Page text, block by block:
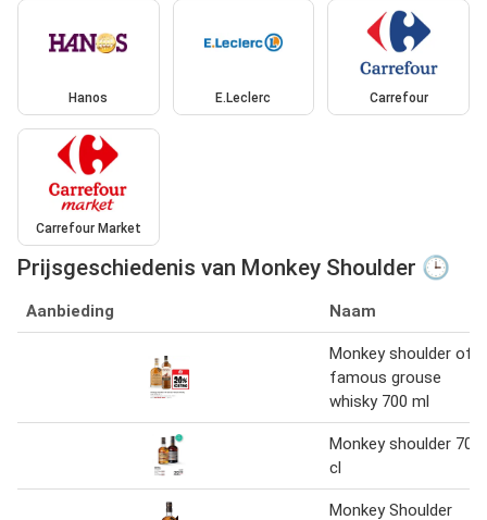
Hanos E.Leclerc Carrefour
Carrefour Market
Prijsgeschiedenis van Monkey Shoulder 🕒
Aanbieding Naam
Monkey shoulder of
famous grouse
whisky 700 ml
Monkey shoulder 70
cl
Monkey Shoulder